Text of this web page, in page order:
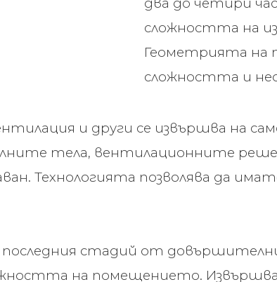
два до четири
сложността на
Геометрията на
сложността и
и други се извършва на
тела, вентилационните
Технологията позволява да
последния стадий от
на помещението.